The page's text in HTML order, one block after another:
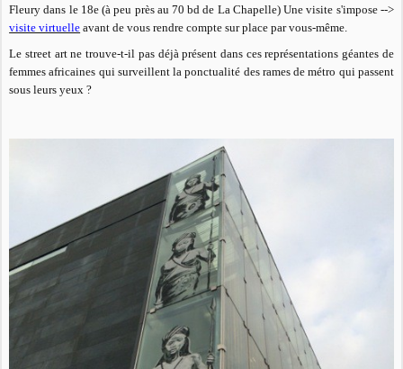
Fleury dans le 18e (à peu près au 70 bd de La Chapelle) Une visite s'impose -->
visite virtuelle avant de vous rendre compte sur place par vous-même.
Le street art ne trouve-t-il pas déjà présent dans ces représentations géantes de
femmes africaines qui surveillent la ponctualité des rames de métro qui passent
sous leurs yeux ?